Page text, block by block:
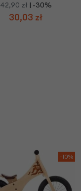
42,90 zł | -30%
30,03 zł
-10%